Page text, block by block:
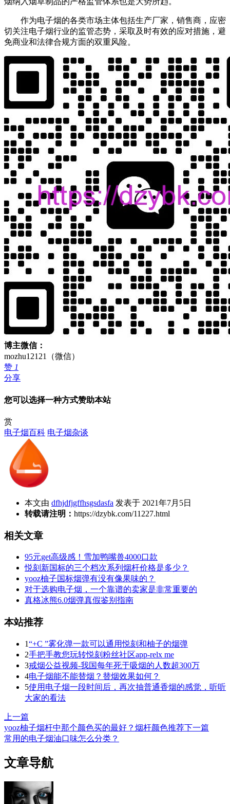
作为电子烟的各类市场主体包括生产厂家，销售商，应密
切关注电子烟行业的监管态势，采取及时有效的应对措施，避
免商业和法律合规方面的双重风险。
博主微信：
mozhu12121（微信）
赞 1
分享
您可以选择一种方式赞助本站
赏
电子烟百科 电子烟杂谈
本文由 dfhjdfjgffhsgsdasfa 发表于 2021年7月5日
转载请注明： https://dzybk.com/11227.html
相关文章
95元get高级感！雪加鸭嘴兽4000口款
悦刻新国标的三个档次系列烟杆价格是多少？
yooz柚子国标烟弹有没有像果味的？
对于选购电子烟，一个靠谱的卖家是非常重要的
真格冰熊6.0烟弹真假鉴别指南
本站推荐
1“+C ”雾化弹一款可以通用悦刻和柚子的烟弹
2手把手教您玩转悦刻粉丝社区app-relx me
3戒烟公益视频-我国每年死于吸烟的人数超300万
4电子烟能不能替烟？替烟效果如何？
5使用电子烟一段时间后，再次抽普通香烟的感觉，听听
大家的看法
上一篇
yooz柚子烟杆中那个颜色买的最好？烟杆颜色推荐下一篇
常用的电子烟油口味怎么分类？
文章导航